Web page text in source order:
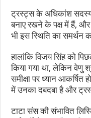
ट्रस्ट्स के अधिकांश
बनाए रखने के पक्ष में हैं,
भी इस स्थिति का समर्थन
हालांकि विजय सिंह को
किया गया था, लेकिन वेणु
समीक्षा पर ध्यान आकर्षित
में उनका दबदबा है और
टाटा संस की संभावित